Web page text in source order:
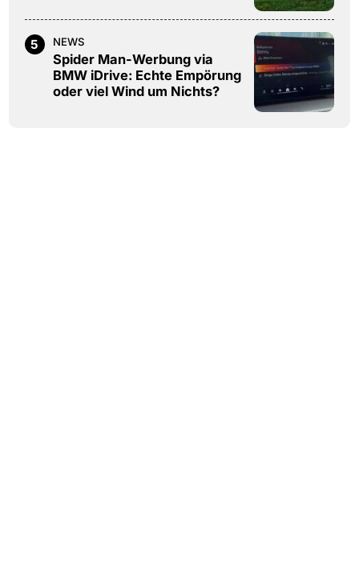
5 NEWS
Spider Man-Werbung via
BMW iDrive: Echte Empörung
oder viel Wind um Nichts?